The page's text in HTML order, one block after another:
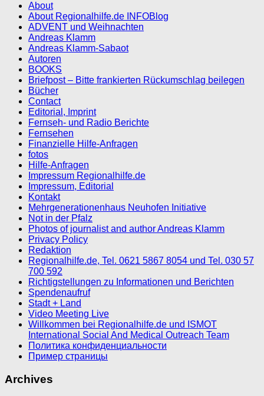
About
About Regionalhilfe.de INFOBlog
ADVENT und Weihnachten
Andreas Klamm
Andreas Klamm-Sabaot
Autoren
BOOKS
Briefpost – Bitte frankierten Rückumschlag beilegen
Bücher
Contact
Editorial, Imprint
Fernseh- und Radio Berichte
Fernsehen
Finanzielle Hilfe-Anfragen
fotos
Hilfe-Anfragen
Impressum Regionalhilfe.de
Impressum, Editorial
Kontakt
Mehrgenerationenhaus Neuhofen Initiative
Not in der Pfalz
Photos of journalist and author Andreas Klamm
Privacy Policy
Redaktion
Regionalhilfe.de, Tel. 0621 5867 8054 und Tel. 030 57
700 592
Richtigstellungen zu Informationen und Berichten
Spendenaufruf
Stadt + Land
Video Meeting Live
Willkommen bei Regionalhilfe.de und ISMOT
International Social And Medical Outreach Team
Политика конфиденциальности
Пример страницы
Archives